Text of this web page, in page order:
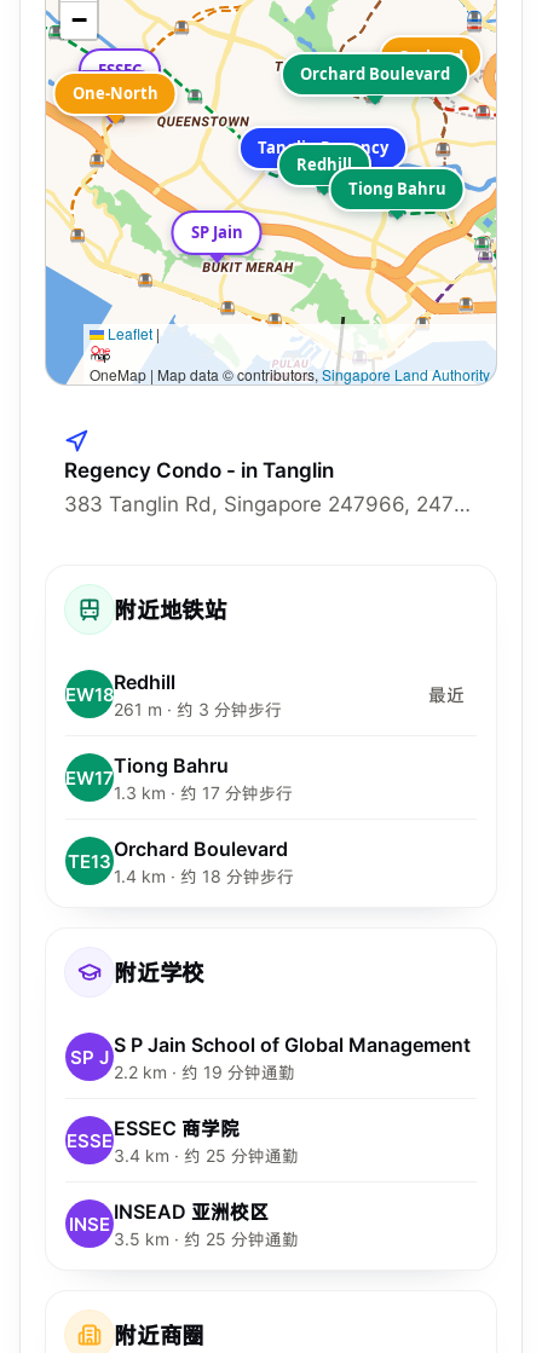
Tanglin Regency
Redhill
Tiong Bahru
Orchard Boulevard
SP Jain
ESSEC
INSEAD
Orchard
One-North
−
Leaflet |
OneMap | Map data © contributors,Singapore Land Authority
Regency Condo - in Tanglin
383 Tanglin Rd, Singapore 247966, 247966
附近地铁站
EW18Redhill
261 m · 约 3 分钟步行
最近
EW17Tiong Bahru
1.3 km · 约 17 分钟步行
TE13Orchard Boulevard
1.4 km · 约 18 分钟步行
附近学校
SP J S P Jain School of Global Management
2.2 km · 约 19 分钟通勤
ESSEESSEC 商学院
3.4 km · 约 25 分钟通勤
INSE INSEAD 亚洲校区
3.5 km · 约 25 分钟通勤
附近商圈